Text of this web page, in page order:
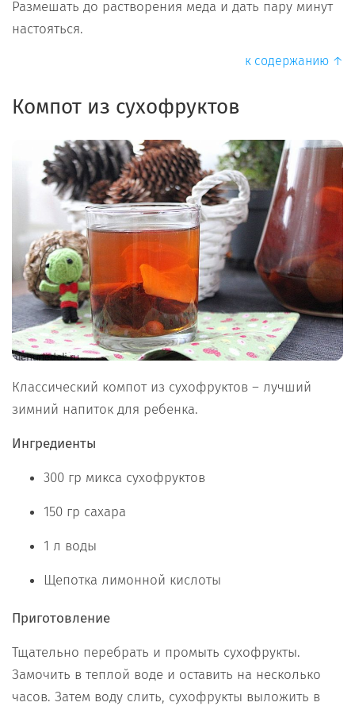
Размешать до растворения меда и дать пару минут
настояться.
к содержанию ↑
Компот из сухофруктов
Классический компот из сухофруктов – лучший
зимний напиток для ребенка.
Ингредиенты
300 гр микса сухофруктов
150 гр сахара
1 л воды
Щепотка лимонной кислоты
Приготовление
Тщательно перебрать и промыть сухофрукты.
Замочить в теплой воде и оставить на несколько
часов. Затем воду слить, сухофрукты выложить в